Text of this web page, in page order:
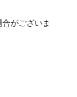
がございま